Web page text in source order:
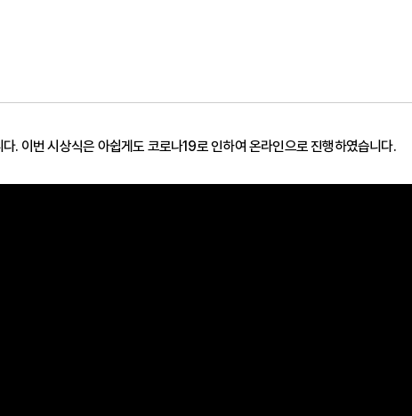
. 이번 시상식은 아쉽게도 코로나19로 인하여 온라인으로 진행하였습니다.